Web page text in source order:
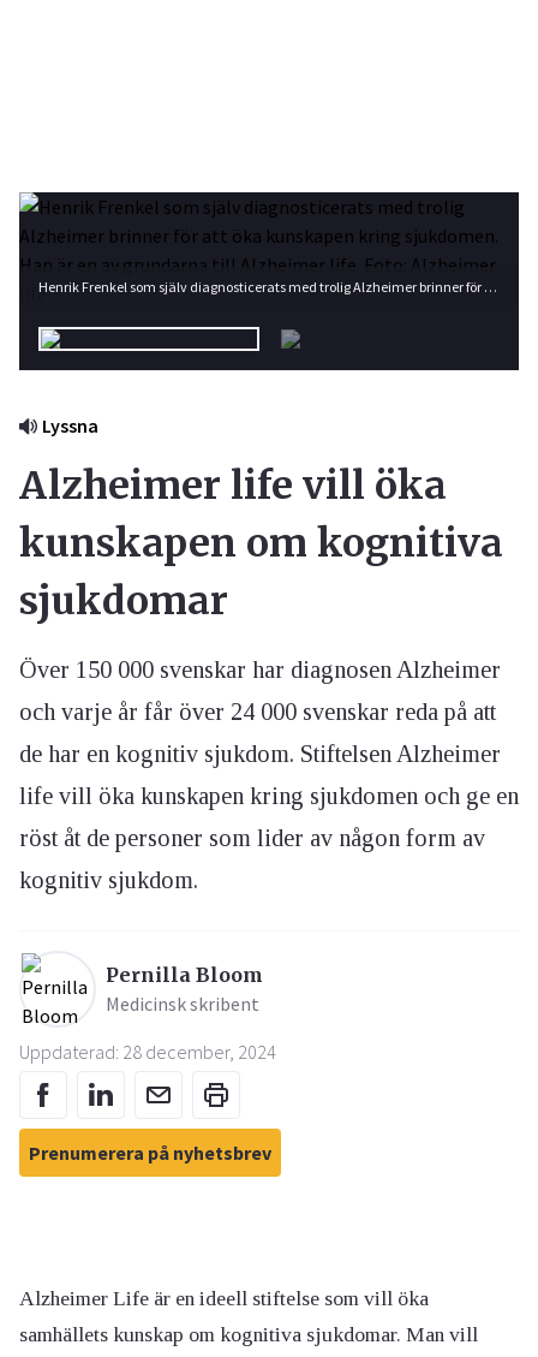
Henrik Frenkel som själv diagnosticerats med trolig Alzheimer brinner för att öka kunskapen kring sjukdomen. Han är en av grundarna till Alzheimer life. Foto: Alzheimer life
Lyssna
Alzheimer life vill öka
kunskapen om kognitiva
sjukdomar
Över 150 000 svenskar har diagnosen Alzheimer
och varje år får över 24 000 svenskar reda på att
de har en kognitiv sjukdom. Stiftelsen Alzheimer
life vill öka kunskapen kring sjukdomen och ge en
röst åt de personer som lider av någon form av
kognitiv sjukdom.
Pernilla Bloom
Medicinsk skribent
Uppdaterad: 28 december, 2024
Prenumerera på nyhetsbrev
Alzheimer Life är en ideell stiftelse som vill öka
samhällets kunskap om kognitiva sjukdomar. Man vill